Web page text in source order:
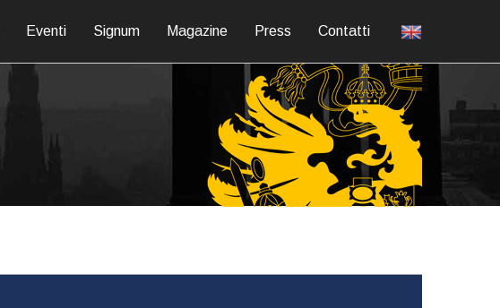
Eventi Signum Magazine Press Contatti